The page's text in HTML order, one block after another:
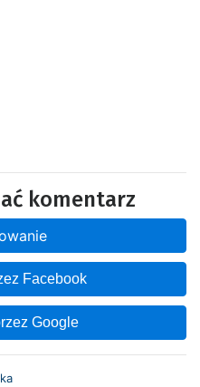
komentarz
Facebook
Google